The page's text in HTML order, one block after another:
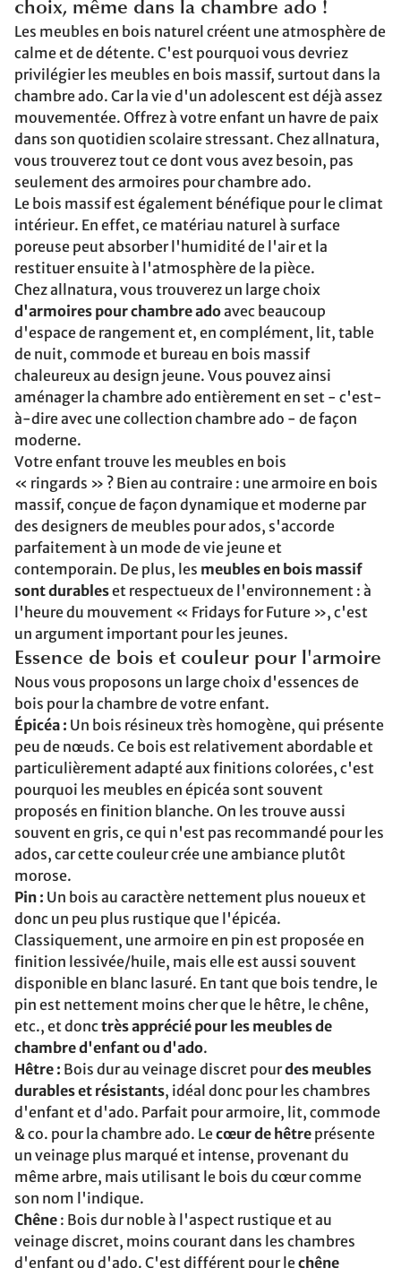
choix, même dans la chambre ado !
Les meubles en bois naturel créent une atmosphère de
calme et de détente. C'est pourquoi vous devriez
privilégier les meubles en bois massif, surtout dans la
chambre ado. Car la vie d'un adolescent est déjà assez
mouvementée. Offrez à votre enfant un havre de paix
dans son quotidien scolaire stressant. Chez allnatura,
vous trouverez tout ce dont vous avez besoin, pas
seulement des armoires pour chambre ado.
Le bois massif est également bénéfique pour le climat
intérieur. En effet, ce matériau naturel à surface
poreuse peut absorber l'humidité de l'air et la
restituer ensuite à l'atmosphère de la pièce.
Chez allnatura, vous trouverez un large choix
d'armoires pour chambre adoavec beaucoup
d'espace de rangement et, en complément, lit, table
de nuit, commode et bureau en bois massif
chaleureux au design jeune. Vous pouvez ainsi
aménager la chambre ado entièrement en set - c'est-
à-dire avec une collection chambre ado - de façon
moderne.
Votre enfant trouve les meubles en bois
« ringards » ? Bien au contraire : une armoire en bois
massif, conçue de façon dynamique et moderne par
des designers de meubles pour ados, s'accorde
parfaitement à un mode de vie jeune et
contemporain. De plus, les meubles en bois massif
sont durableset respectueux de l'environnement : à
l'heure du mouvement « Fridays for Future », c'est
un argument important pour les jeunes.
Essence de bois et couleur pour l'armoire
Nous vous proposons un large choix d'essences de
bois pour la chambre de votre enfant.
Épicéa : Un bois résineux très homogène, qui présente
peu de nœuds. Ce bois est relativement abordable et
particulièrement adapté aux finitions colorées, c'est
pourquoi les meubles en épicéa sont souvent
proposés en finition blanche. On les trouve aussi
souvent en gris, ce qui n'est pas recommandé pour les
ados, car cette couleur crée une ambiance plutôt
morose.
Pin : Un bois au caractère nettement plus noueux et
donc un peu plus rustique que l'épicéa.
Classiquement, une armoire en pin est proposée en
finition lessivée/huile, mais elle est aussi souvent
disponible en blanc lasuré. En tant que bois tendre, le
pin est nettement moins cher que le hêtre, le chêne,
etc., et donctrès apprécié pour les meubles de
chambre d'enfant ou d'ado.
Hêtre : Bois dur au veinage discret pourdes meubles
durables et résistants, idéal donc pour les chambres
d'enfant et d'ado. Parfait pour armoire, lit, commode
& co. pour la chambre ado. Lecœur de hêtre présente
un veinage plus marqué et intense, provenant du
même arbre, mais utilisant le bois du cœur comme
son nom l'indique.
Chêne : Bois dur noble à l'aspect rustique et au
veinage discret, moins courant dans les chambres
d'enfant ou d'ado. C'est différent pour lechêne